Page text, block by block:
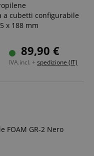
cubetti configurabile
x 188 mm
agli urti
nervature
della pressione
89,90 €
IVA.incl. + spedizione (IT)
come l'accesso
Il sito Web
senza i
.crossdomain.cookie-
script.com